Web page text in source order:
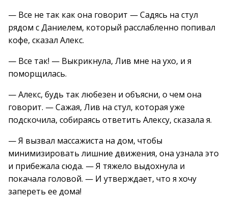
— Все не так как она говорит — Садясь на стул
рядом с Даниелем, который расслабленно попивал
кофе, сказал Алекс.
— Все так! — Выкрикнула, Лив мне на ухо, и я
поморщилась.
— Алекс, будь так любезен и объясни, о чем она
говорит. — Сажая, Лив на стул, которая уже
подскочила, собираясь ответить Алексу, сказала я.
— Я вызвал массажиста на дом, чтобы
минимизировать лишние движения, она узнала это
и прибежала сюда. — Я тяжело выдохнула и
покачала головой. — И утверждает, что я хочу
запереть ее дома!